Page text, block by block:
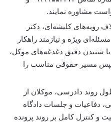
مشاوره نمایند.
رویه‌های کلیشه‌ای، دکتر
ویژه و نیازمند راهکار
با شنیدن دقیق دغدغه‌های موکل،
مسیر حقوقی مناسب را
روند دادرسی، موکلان از
دفاعیات و جلسات دادگاه
و کنترل کامل بر روند پرونده